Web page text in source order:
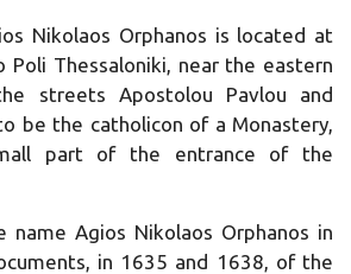
Nikolaos Orphanos is located at
Thessaloniki, near the eastern
streets Apostolou Pavlou and
be the catholicon of a Monastery,
part of the entrance of the
name Agios Nikolaos Orphanos in
in 1635 and 1638, of the